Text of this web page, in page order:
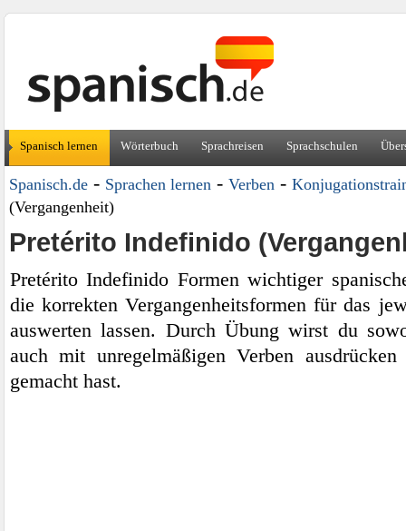
Spanisch lernen Wörterbuch Sprachreisen Sprachschulen
Spanisch.de- Sprachen lernen- Verben-
(Vergangenheit)
Pretérito Indefinido
Pretérito Indefinido Formen wichtiger
die korrekten Vergangenheitsformen für das
auswerten lassen. Durch Übung wirst du
auch mit unregelmäßigen Verben
gemacht hast.